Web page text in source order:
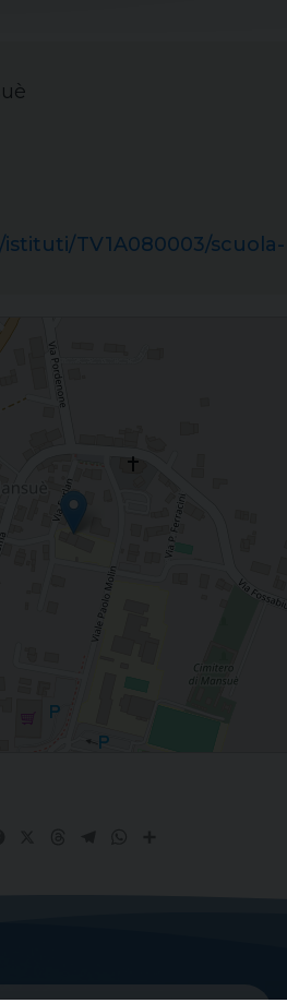
TV1A080003/